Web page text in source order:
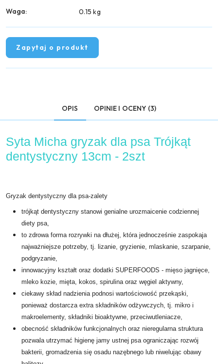
Waga:
0.15 kg
Zapytaj o produkt
OPIS OPINIE I OCENY (3)
Syta Micha gryzak dla psa Trójkąt
dentystyczny 13cm - 2szt
Gryzak dentystyczny dla psa-zalety
trójkąt dentystyczny stanowi genialne urozmaicenie codziennej
diety psa,
to zdrowa forma rozrywki na dłużej, która jednocześnie zaspokaja
najważniejsze potrzeby, tj. lizanie, gryzienie, mlaskanie, szarpanie,
podgryzanie,
innowacyjny kształt oraz dodatki SUPERFOODS - mięso jagnięce,
mleko kozie, mięta, kokos, spirulina oraz węgiel aktywny,
ciekawy skład nadzienia podnosi wartościowość przekąski,
ponieważ dostarcza extra składników odżywczych, tj. mikro i
makroelementy, składniki bioaktywne, przeciwutleniacze,
obecność składników funkcjonalnych oraz nieregularna struktura
pozwala utrzymać higienę jamy ustnej psa ograniczając rozwój
bakterii, gromadzenia się osadu nazębnego lub niwelując obawy